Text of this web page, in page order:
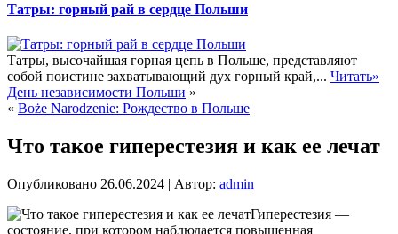
Татры: горный рай в сердце Польши
Татры, высочайшая горная цепь в Польше, представляют
собой поистине захватывающий дух горный край,... Читать»
День независимости Польши »
« Boże Narodzenie: Рождество в Польше
Что такое гиперестезия и как ее лечат
Опубликовано 26.06.2024 | Автор: admin
Гиперестезия —
состояние, при котором наблюдается повышенная